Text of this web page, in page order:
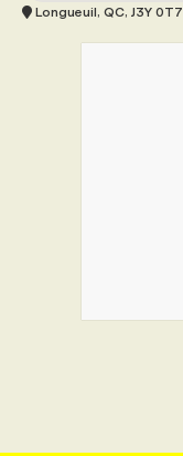
Longueuil, QC, J3Y 0T7